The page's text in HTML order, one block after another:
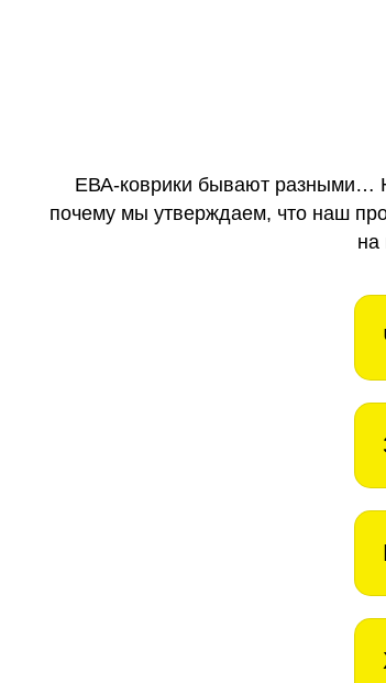
ЕВА-коврики бывают разными…
почему мы утверждаем, что наш
на